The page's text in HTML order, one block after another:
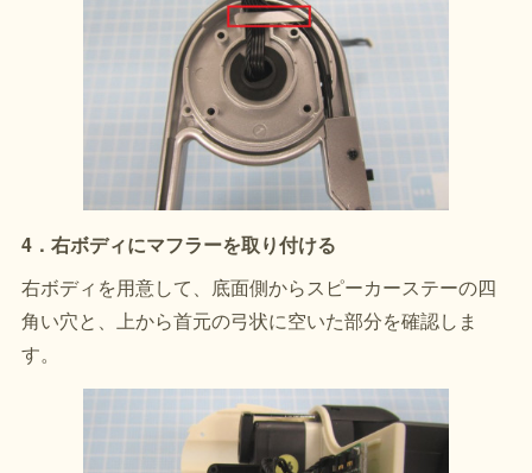
4．右ボディにマフラーを取り付ける
右ボディを用意して、底面側からスピーカーステーの四
角い穴と、上から首元の弓状に空いた部分を確認しま
す。